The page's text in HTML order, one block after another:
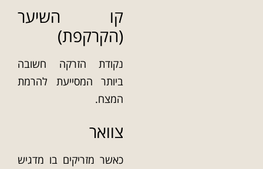
קו השיער
(הקרקפת)
נקודת הזרקה חשובה
ביותר המסייעת להרמת
המצח.
צוואר
כאשר מזריקים בו מדגיש